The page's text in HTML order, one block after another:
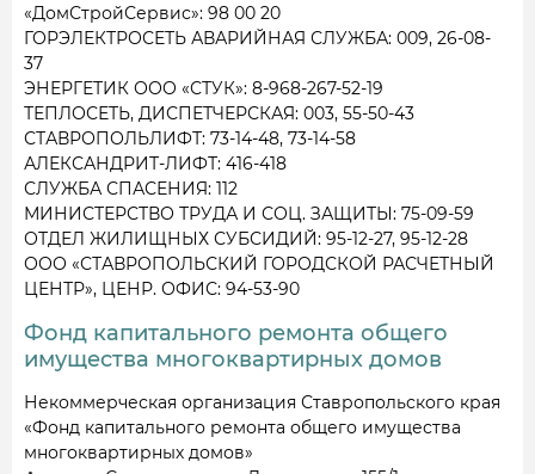
«ДомСтройСервис»: 98 00 20
ГОРЭЛЕКТРОСЕТЬ АВАРИЙНАЯ СЛУЖБА: 009, 26-08-
37
ЭНЕРГЕТИК ООО «СТУК»: 8-968-267-52-19
ТЕПЛОСЕТЬ, ДИСПЕТЧЕРСКАЯ: 003, 55-50-43
СТАВРОПОЛЬЛИФТ: 73-14-48, 73-14-58
АЛЕКСАНДРИТ-ЛИФТ: 416-418
СЛУЖБА СПАСЕНИЯ: 112
МИНИСТЕРСТВО ТРУДА И СОЦ. ЗАЩИТЫ: 75-09-59
ОТДЕЛ ЖИЛИЩНЫХ СУБСИДИЙ: 95-12-27, 95-12-28
ООО «СТАВРОПОЛЬСКИЙ ГОРОДСКОЙ РАСЧЕТНЫЙ
ЦЕНТР», ЦЕНР. ОФИС: 94-53-90
Фонд капитального ремонта общего
имущества многоквартирных домов
Некоммерческая организация Ставропольского края
«Фонд капитального ремонта общего имущества
многоквартирных домов»